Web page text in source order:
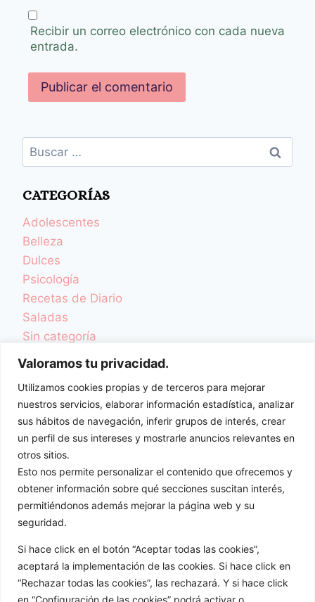
Valoramos tu privacidad.
Utilizamos cookies propias y de terceros para mejorar
nuestros servicios, elaborar información estadística, analizar
sus hábitos de navegación, inferir grupos de interés, crear
un perfil de sus intereses y mostrarle anuncios relevantes en
otros sitios.
Esto nos permite personalizar el contenido que ofrecemos y
obtener información sobre qué secciones suscitan interés,
permitiéndonos además mejorar la página web y su
seguridad.
Si hace click en el botón “Aceptar todas las cookies”,
aceptará la implementación de las cookies. Si hace click en
“Rechazar todas las cookies”, las rechazará. Y si hace click
en “Configuración de las cookies” podrá activar o
Recibir un correo electrónico con cada nueva
entrada.
CATEGORÍAS
Adolescentes
Belleza
Dulces
Psicología
Recetas de Diario
Saladas
Sin categoría
TCA y Desordenes Alimentarios
Una Vida Más Sana
Videoblog
Videorecetas
Videos Colaboraciones
ENTRADAS